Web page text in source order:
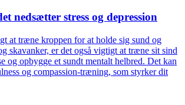
nedsætter stress og depression
at træne kroppen for at holde sig sund og
skavanker, er det også vigtigt at træne sit sind
og opbygge et sundt mentalt helbred. Det kan
og compassion-træning, som styrker dit